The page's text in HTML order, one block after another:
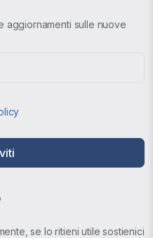
aggiornamenti sulle nuove
se lo ritieni utile sostienici